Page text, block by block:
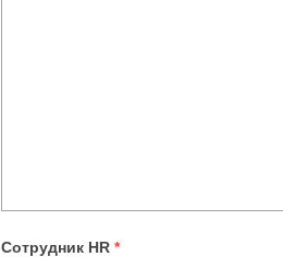
Сотрудник HR *